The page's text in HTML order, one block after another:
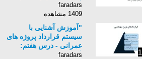
آشنایی با قراردادهای چهار
عاملی "
faradars
1409 مشاهده
"آموزش آشنایی با
سیستم قرارداد پروژه های
عمرانی - درس هفتم:
آشنایی با قراردادهای نوین
faradars